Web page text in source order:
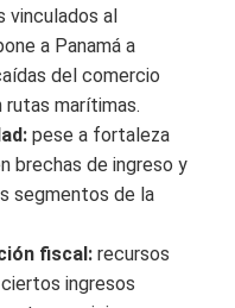
al
a Panamá a
del comercio
marítimas.
pese a fortaleza
brechas de ingreso y
segmentos de la
fiscal: recursos
ingresos